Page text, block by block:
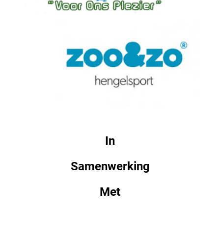
In
Samenwerking
Met